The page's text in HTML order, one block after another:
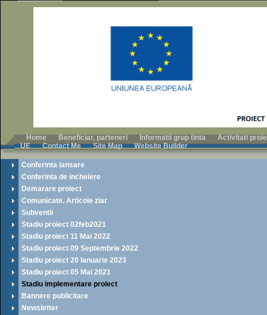
Home Beneficiar, parteneri Informatii grup tinta
Activitati
UE
Contact Me Site Map Website Builder
Conferinta lansare
Conferinta de incheiere
Demarare proiect
Comunicate. Articole ziar
Subventii
Stadiu proiect 02feb2021
Stadiu proiect 11 Mai 2022
Stadiu proiect 09 Septembrie 2022
Stadiu proiect 20 Ianuarie 2023
Stadiu proiect 05 Mai 2021
Stadiu implementare proiect
Bannere publicitare
Newsletter